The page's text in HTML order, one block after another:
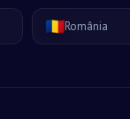
🇷🇴România